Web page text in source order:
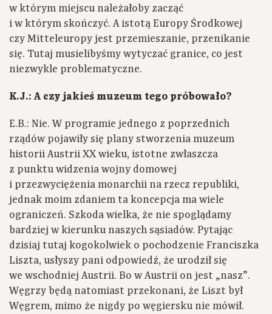
w którym miejscu należałoby zacząć
i w którym skończyć. A istotą Europy Środkowej
czy Mitteleuropy jest przemieszanie, przenikanie
się. Tutaj musielibyśmy wytyczać granice, co jest
niezwykle problematyczne.
K.J.: A czy jakieś muzeum tego próbowało?
E.B.: Nie. W programie jednego z poprzednich
rządów pojawiły się plany stworzenia muzeum
historii Austrii XX wieku, istotne zwłaszcza
z punktu widzenia wojny domowej
i przezwyciężenia monarchii na rzecz republiki,
jednak moim zdaniem ta koncepcja ma wiele
ograniczeń. Szkoda wielka, że nie spoglądamy
bardziej w kierunku naszych sąsiadów. Pytając
dzisiaj tutaj kogokolwiek o pochodzenie Franciszka
Liszta, usłyszy pani odpowiedź, że urodził się
we wschodniej Austrii. Bo w Austrii on jest „nasz”.
Węgrzy będą natomiast przekonani, że Liszt był
Węgrem, mimo że nigdy po węgiersku nie mówił.